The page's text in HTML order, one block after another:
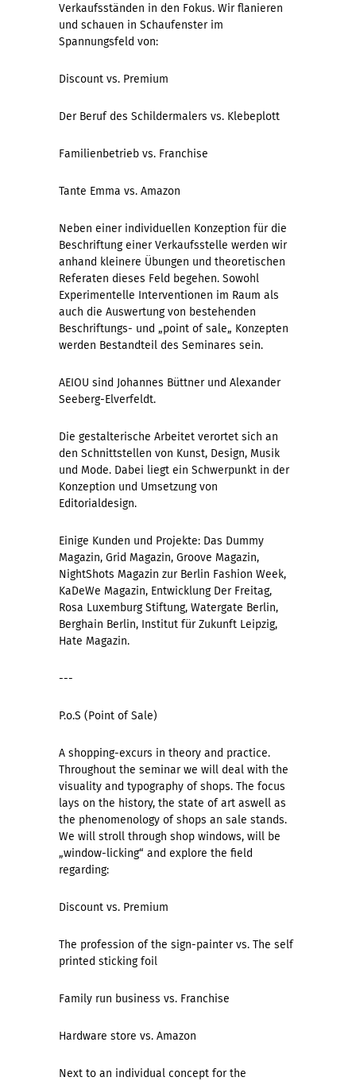
Verkaufsständen in den Fokus. Wir flanieren
und schauen in Schaufenster im
Spannungsfeld von:
Discount vs. Premium
Der Beruf des Schildermalers vs. Klebeplott
Familienbetrieb vs. Franchise
Tante Emma vs. Amazon
Neben einer individuellen Konzeption für die
Beschriftung einer Verkaufsstelle werden wir
anhand kleinere Übungen und theoretischen
Referaten dieses Feld begehen. Sowohl
Experimentelle Interventionen im Raum als
auch die Auswertung von bestehenden
Beschriftungs- und „point of sale„ Konzepten
werden Bestandteil des Seminares sein.
AEIOU sind Johannes Büttner und Alexander
Seeberg-Elverfeldt.
Die gestalterische Arbeitet verortet sich an
den Schnittstellen von Kunst, Design, Musik
und Mode. Dabei liegt ein Schwerpunkt in der
Konzeption und Umsetzung von
Editorialdesign.
Einige Kunden und Projekte: Das Dummy
Magazin, Grid Magazin, Groove Magazin,
NightShots Magazin zur Berlin Fashion Week,
KaDeWe Magazin, Entwicklung Der Freitag,
Rosa Luxemburg Stiftung, Watergate Berlin,
Berghain Berlin, Institut für Zukunft Leipzig,
Hate Magazin.
---
P.o.S (Point of Sale)
A shopping-excurs in theory and practice.
Throughout the seminar we will deal with the
visuality and typography of shops. The focus
lays on the history, the state of art aswell as
the phenomenology of shops an sale stands.
We will stroll through shop windows, will be
„window-licking“ and explore the field
regarding:
Discount vs. Premium
The profession of the sign-painter vs. The self
printed sticking foil
Family run business vs. Franchise
Hardware store vs. Amazon
Next to an individual concept for the